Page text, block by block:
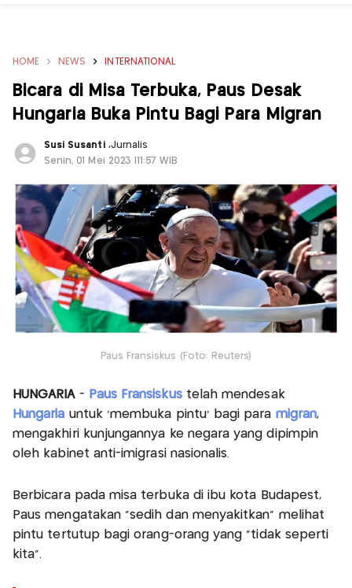
HOME NEWS INTERNATIONAL
Bicara di Misa Terbuka, Paus Desak
Hungaria Buka Pintu Bagi Para Migran
Susi Susanti ,Jurnalis
Senin, 01 Mei 2023 |11:57 WIB
Paus Fransiskus (Foto: Reuters)
HUNGARIA- Paus Fransiskustelah mendesak
Hungaria untuk ‘membuka pintu’ bagi para migran,
mengakhiri kunjungannya ke negara yang dipimpin
oleh kabinet anti-imigrasi nasionalis.
Berbicara pada misa terbuka di ibu kota Budapest,
Paus mengatakan "sedih dan menyakitkan" melihat
pintu tertutup bagi orang-orang yang "tidak seperti
kita".